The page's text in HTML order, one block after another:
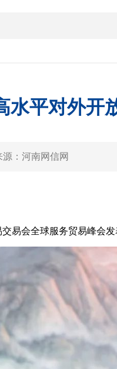
水平对外开
： 河南网信网
会全球服务贸易峰会发